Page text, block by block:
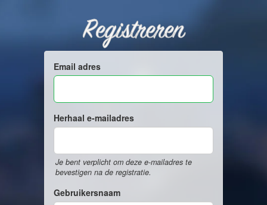
Registreren
Email adres
Herhaal e-mailadres
Je bent verplicht om deze e-mailadres te
bevestigen na de registratie.
Gebruikersnaam